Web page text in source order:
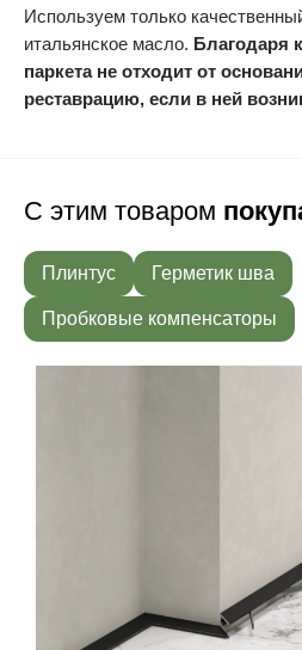
Используем только
итальянское масло. Благодаря
паркета не отходит от
реставрацию, если в ней
С этим товаром
Плинтус Герметик шва
Пробковые компенсаторы